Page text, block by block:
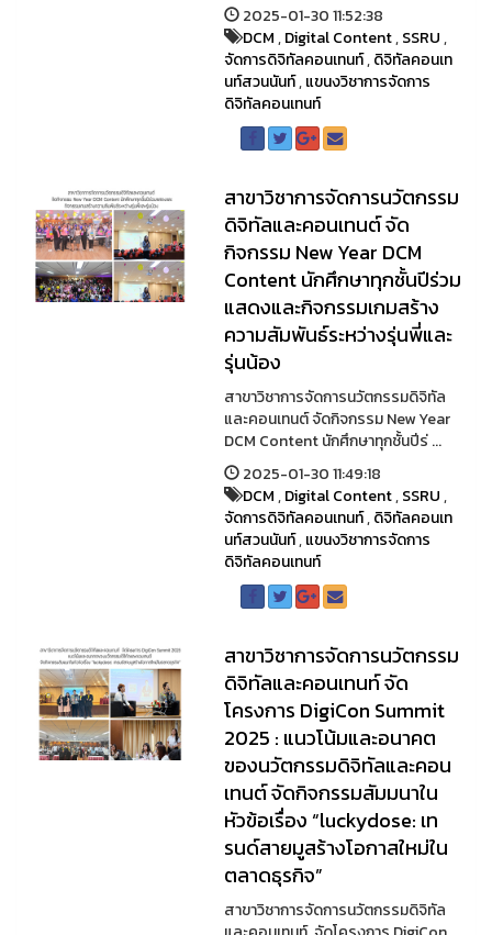
2025-01-30 11:52:38
DCM,Digital Content,SSRU,
จัดการดิจิทัลคอนเทนท์,ดิจิทัลคอนเท
นท์สวนนันท์,แขนงวิชาการจัดการ
ดิจิทัลคอนเทนท์
สาขาวิชาการจัดการนวัตกรรม
ดิจิทัลและคอนเทนต์ จัด
กิจกรรม New Year DCM
Content นักศึกษาทุกชั้นปีร่วม
แสดงและกิจกรรมเกมสร้าง
ความสัมพันธ์ระหว่างรุ่นพี่และ
รุ่นน้อง
สาขาวิชาการจัดการนวัตกรรมดิจิทัล
และคอนเทนต์ จัดกิจกรรม New Year
DCM Content นักศึกษาทุกชั้นปีร่ ...
2025-01-30 11:49:18
DCM,Digital Content,SSRU,
จัดการดิจิทัลคอนเทนท์,ดิจิทัลคอนเท
นท์สวนนันท์,แขนงวิชาการจัดการ
ดิจิทัลคอนเทนท์
สาขาวิชาการจัดการนวัตกรรม
ดิจิทัลและคอนเทนท์ จัด
โครงการ DigiCon Summit
2025 : แนวโน้มและอนาคต
ของนวัตกรรมดิจิทัลและคอน
เทนต์ จัดกิจกรรมสัมมนาใน
หัวข้อเรื่อง “luckydose: เท
รนด์สายมูสร้างโอกาสใหม่ใน
ตลาดธุรกิจ”
สาขาวิชาการจัดการนวัตกรรมดิจิทัล